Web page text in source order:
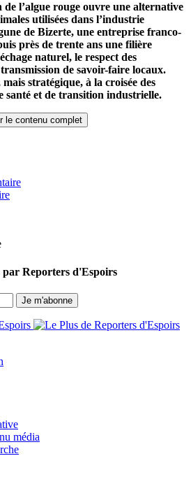
l’algue rouge ouvre une alternative
utilisées dans l’industrie
de Bizerte, une entreprise franco-
près de trente ans une filière
naturel, le respect des
de savoir-faire locaux.
stratégique, à la croisée des
santé et de transition industrielle.
le contenu complet
par Reporters d'Espoirs
média